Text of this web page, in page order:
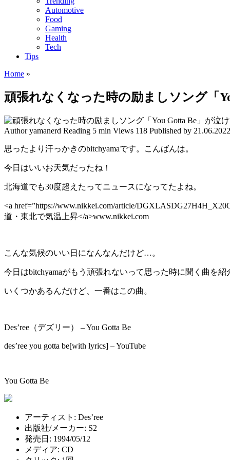
Automotive
Food
Gaming
Health
Tech
Tips
Home »
頑張れなくなった時の励ましソング「
Author yamanerd Reading 5 min Views 118 Published by 21.06.2022
思ったより汗っかきのbitchyamaです。こんばんは。
今日はいいお天気だったね！
北海道でも30度超えたってニュースになってたよね。
<a href=”https://www.nikkei.com/article/
道・東北で気温上昇</a>www.nikkei.com
こんな気候のいい日になんなんだけど…。
今日はbitchyamaがもう頑張れないって思った時に聞く曲を紹
いくつかあるんだけど、一番はこの曲。
Des’ree（デズリー） – You Gotta Be
des’ree you gotta be[with lyrics] – YouTube
You Gotta Be
アーティスト: Des’ree
出版社/メーカー: S2
発売日: 1994/05/12
メディア: CD